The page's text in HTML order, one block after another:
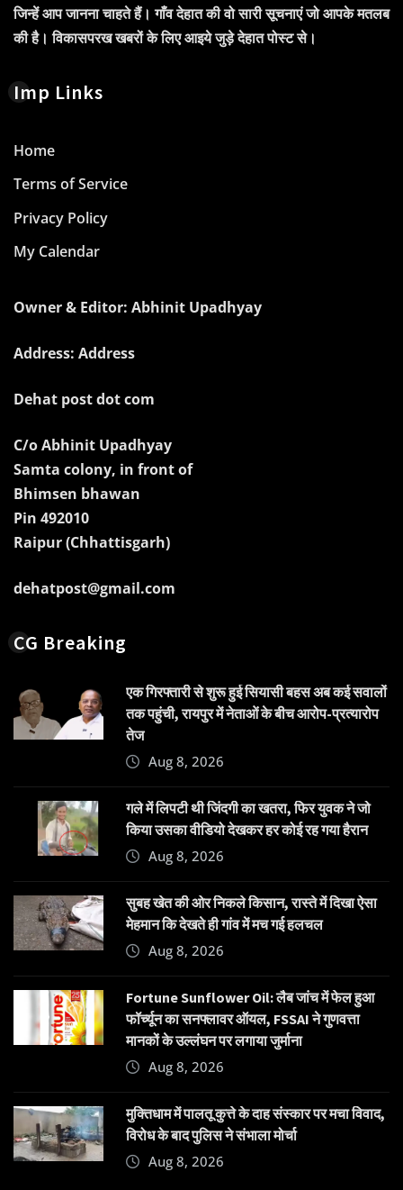
जिन्हें आप जानना चाहते हैं। गाँव देहात की वो सारी सूचनाएं जो आपके मतलब
की है। विकासपरख खबरों के लिए आइये जुड़े देहात पोस्ट से।
Imp Links
Home
Terms of Service
Privacy Policy
My Calendar
Owner & Editor: Abhinit Upadhyay
Address: Address
Dehat post dot com
C/o Abhinit Upadhyay
Samta colony, in front of
Bhimsen bhawan
Pin 492010
Raipur (Chhattisgarh)
dehatpost@gmail.com
CG Breaking
एक गिरफ्तारी से शुरू हुई सियासी बहस अब कई सवालों
तक पहुंची, रायपुर में नेताओं के बीच आरोप-प्रत्यारोप
तेज
Aug 8, 2026
गले में लिपटी थी जिंदगी का खतरा, फिर युवक ने जो
किया उसका वीडियो देखकर हर कोई रह गया हैरान
Aug 8, 2026
सुबह खेत की ओर निकले किसान, रास्ते में दिखा ऐसा
मेहमान कि देखते ही गांव में मच गई हलचल
Aug 8, 2026
Fortune Sunflower Oil: लैब जांच में फेल हुआ
फॉर्च्यून का सनफ्लावर ऑयल, FSSAI ने गुणवत्ता
मानकों के उल्लंघन पर लगाया जुर्माना
Aug 8, 2026
मुक्तिधाम में पालतू कुत्ते के दाह संस्कार पर मचा विवाद,
विरोध के बाद पुलिस ने संभाला मोर्चा
Aug 8, 2026